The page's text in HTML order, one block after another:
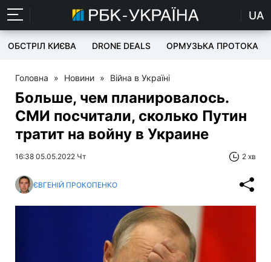
UA
ОБСТРІЛ КИЄВА DRONE DEALS ОРМУЗЬКА ПРОТОКА
Головна » Новини » Війна в Україні
Больше, чем планировалось.
СМИ посчитали, сколько Путин
тратит на войну в Украине
16:38 05.05.2022 Чт 2 хв
ЄВГЕНІЙ ПРОКОПЕНКО